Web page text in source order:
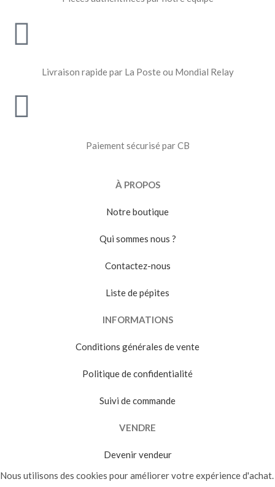
Livraison rapide par La Poste ou Mondial Relay
Paiement sécurisé par CB
À PROPOS
Notre boutique
Qui sommes nous ?
Contactez-nous
Liste de pépites
INFORMATIONS
Conditions générales de vente
Politique de confidentialité
Suivi de commande
VENDRE
Devenir vendeur
Nous utilisons des cookies pour améliorer votre expérience d'achat.